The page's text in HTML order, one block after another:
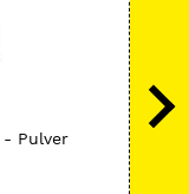
- Pulver